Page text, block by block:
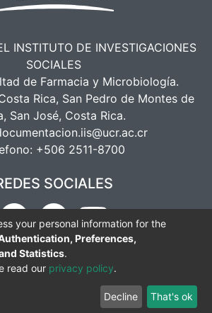
INSTITUTO DE INVESTIGACIONES
SOCIALES
de Farmacia y Microbiología.
Rica, San Pedro de Montes de
San José, Costa Rica.
+506 2511-8700
SOCIALES
copyright © 2002-2026
End User
Agreement
Send
Feedback
your personal information for the
Preferences,
Statistics.
read our privacy policy.
Decline That's ok